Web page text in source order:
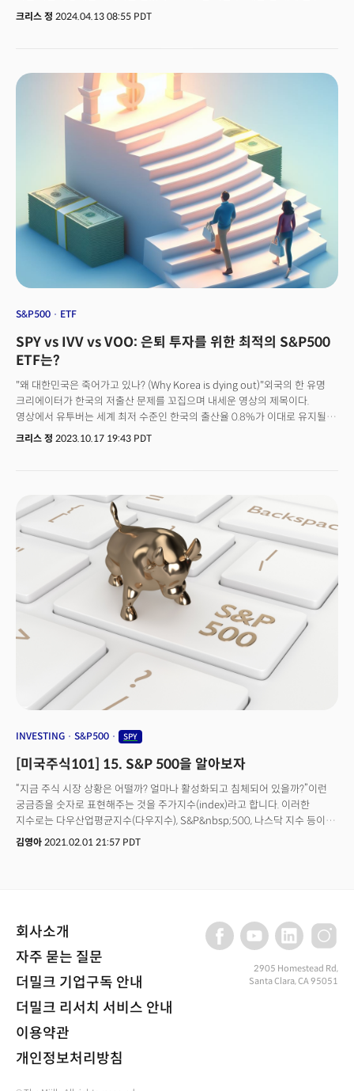
11명 중 1명이지만 2050년경에는 6명 중 1명이 될 것이다. 65세가 적정
있다는 점이었다. 실제 미 사회보장국 데이터에 따르면 2034년경에는 연금을
모든 은퇴자에게 지급하지 못할 정도로 고갈될 수 있다는 분석이다. 그는
생명공학 혁신이 기대수명을 더 늘릴 것이란 주장이다. 최근 혁신적인 비만
치료제로 각광받는 일라이 릴리의 오젬픽이나 위고비와 같은 약물들이
소개되면서 "비만이 기대 수명을 약 10년 이상 단축시킬 수 있다는 점에서
이런 약물들로만 기대 수명이 약 2년은 연장될 것."이라 내다봤다. 그는 서한을
통해 "내가 태어난 1952년 65세였던 은퇴자는 40년 전 그와 함께 입사했던
또래의 사람들 중 대부분이 세상을 떠났을 것이다."라며 일부의 은퇴자가 연금
혜택을 받는 것이 "소셜 연금이 작동하는 법."이라 전했다. 래리 핑크의 말대로
지난 100년간 기대수명의 변화는 놀라운 수준이다. 래리 핑크가 언급한
1950년대만 해도 남성의 기대수명은 60대 중반에 그쳤다. 65세의
은퇴나이는 사실상 기대 수명이었던 셈이다. 하지만 70년이 지난 지금
기대수명은 80대에 육박하고 있다. 은퇴 후 기대수명 역시 당시 13년
수준에서 지금은 20년에 가깝다. 그때와 지금은 전혀 다른 세상인 셈이다.
크리스 정 2024.04.13 08:55 PDT
S&P500 ETF
SPY vs IVV vs VOO: 은퇴 투자를 위한 최적의 S&P500
ETF는?
"왜 대한민국은 죽어가고 있나? (Why Korea is dying out)"외국의 한 유명
크리에이터가 한국의 저출산 문제를 꼬집으며 내세운 영상의 제목이다.
영상에서 유투버는 세계 최저 수준인 한국의 출산율 0.8%가 이대로 유지될
경우 100년 안에 94%의 젊은 층 인구가 사라질 수 있음을 경고했다. 노인의
감안하면 사실상 지금 세대는 앞으로 끊임없이 연금 고갈 문제에 시달릴
것이다. 이제 은퇴계획은 선택이 아닌 필수인 이유다.
크리스 정 2023.10.17 19:43 PDT
INVESTING S&P500 SPY
[미국주식101] 15. S&P 500을 알아보자
“지금 주식 시장 상황은 어떨까? 얼마나 활성화되고 침체되어 있을까?”이런
궁금증을 숫자로 표현해주는 것을 주가지수(index)라고 합니다. 이러한
지수로는 다우산업평균지수(다우지수), S&P&nbsp;500, 나스닥 지수 등이
있습니다. 오늘은 이들 지수 중 S&P&nbsp;500에 대해 알아&nbsp;
김영아 2021.02.01 21:57 PDT
회사소개
자주 묻는 질문
더밀크 기업구독 안내
더밀크 리서치 서비스 안내
이용약관
개인정보처리방침
2905 Homestead Rd,
Santa Clara, CA 95051